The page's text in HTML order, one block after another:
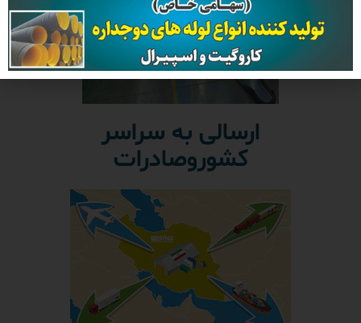
ارسالی به سراسر
کشوروصادرات